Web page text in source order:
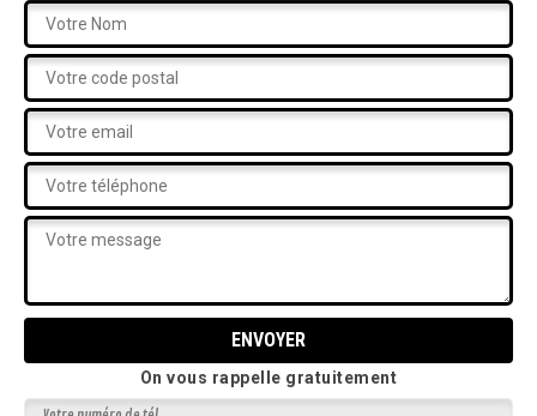
On vous rappelle gratuitement